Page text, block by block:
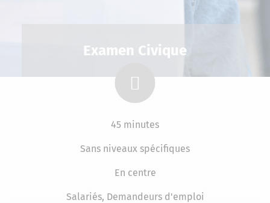
Examen Civique
45 minutes
Sans niveaux spécifiques
En centre
Salariés, Demandeurs d'emploi